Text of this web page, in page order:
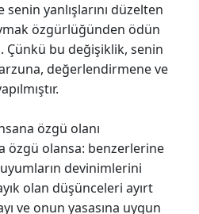
yanlışlarını düzelten
özgürlüğünden ödün
Çünkü bu değişiklik, senin
değerlendirmene ve
özgü olanı
özgü olansa: benzerlerine
devinimlerini
olan düşünceleri ayırt
ve onun yasasına uygun